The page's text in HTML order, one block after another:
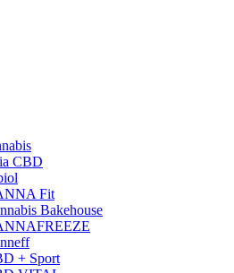
CBD
Fit
Bakehouse
+ Sport